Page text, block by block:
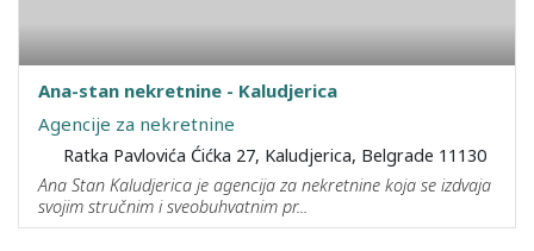
Ana-stan nekretnine - Kaludjerica
Agencije za nekretnine
Ratka Pavlovića Ćićka 27, Kaludjerica, Belgrade 11130
Ana Stan Kaludjerica je agencija za nekretnine koja se izdvaja
svojim stručnim i sveobuhvatnim pr...